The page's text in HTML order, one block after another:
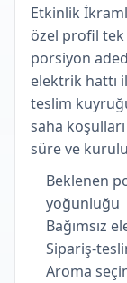
Etkinlik
özel profil tek
porsiyon
elektrik hattı
teslim
saha
süre ve
Beklenen
yoğunluğu
Bağımsız
Sipariş-
Aroma